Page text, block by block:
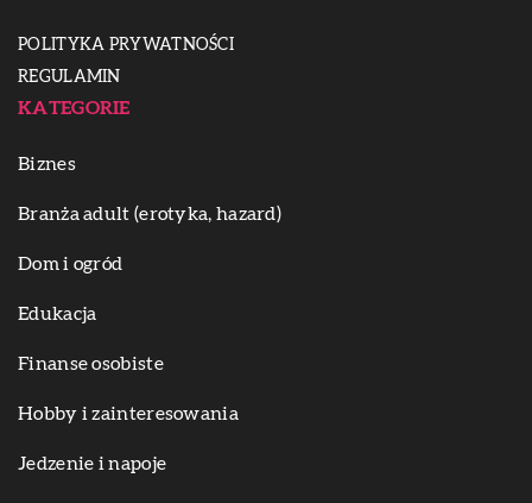
POLITYKA PRYWATNOŚCI
REGULAMIN
KATEGORIE
Biznes
Branża adult (erotyka, hazard)
Dom i ogród
Edukacja
Finanse osobiste
Hobby i zainteresowania
Jedzenie i napoje